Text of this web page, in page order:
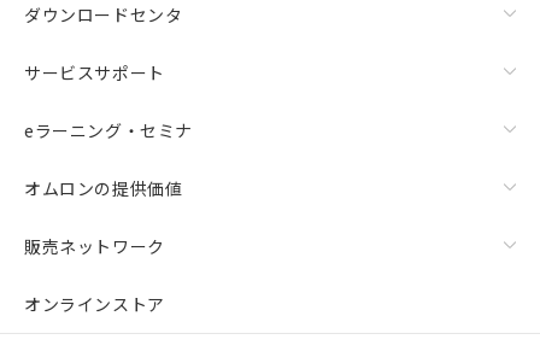
ダウンロードセンタ
サービスサポート
eラーニング・セミナ
オムロンの提供価値
販売ネットワーク
オンラインストア